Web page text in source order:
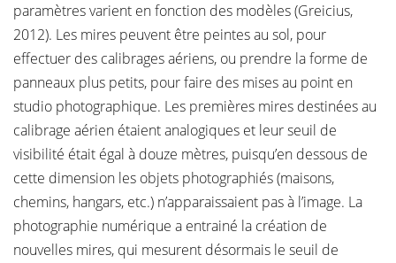
paramètres varient en fonction des modèles (Greicius,
2012). Les mires peuvent être peintes au sol, pour
effectuer des calibrages aériens, ou prendre la forme de
panneaux plus petits, pour faire des mises au point en
studio photographique. Les premières mires destinées au
calibrage aérien étaient analogiques et leur seuil de
visibilité était égal à douze mètres, puisqu’en dessous de
cette dimension les objets photographiés (maisons,
chemins, hangars, etc.) n’apparaissaient pas à l’image. La
photographie numérique a entrainé la création de
nouvelles mires, qui mesurent désormais le seuil de